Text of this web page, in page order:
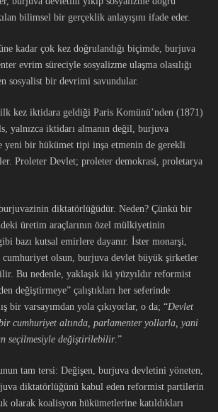
bilimsel bir gerçeklik anlayışını ifade eder.
kadar çok kez doğrulandığı biçimde, burjuva
evrim süreciyle sosyalizme ulaşma olasılığı
sosyalist bir devrimi savundular.
kez iktidara geldiği Paris Komünü’nden (1871)
yalnızca iktidarı almanın değil, burjuva
yeni bir hükümet tipi inşa etmenin de gerekli
Proleter Devlet; proleter demokrasi, proletarya
diktatörlüğüdür. Neden? Çünkü bir
üretim araçlarının özel mülkiyetinin
bazı kutsal emirlere dayanır. İster monarşi,
olsun, burjuva devlet büyük şirketler
Bu nedenle, yaklaşık iki yüzyıldır reformist
değiştirmeye” çalıştıkları her seferinde
bir varsayımdan yola çıkıyorlar, o da; “Devlet
cumhuriyet altında, parlamenter yollarla, yani
seçilmesiyle değiştirilebilir.”
tam tersi: Değişen, burjuva devletini yöneten,
diktatörlüğünü kabul eden reformist partilerin
olarak koalisyon hükümetlerine katıldıkları